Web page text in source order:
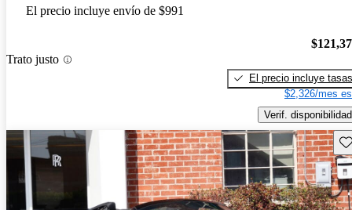
El precio incluye envío de $991
Trato justo
El precio incluye tasas
$2,326/mes
Verif. disponibilidad